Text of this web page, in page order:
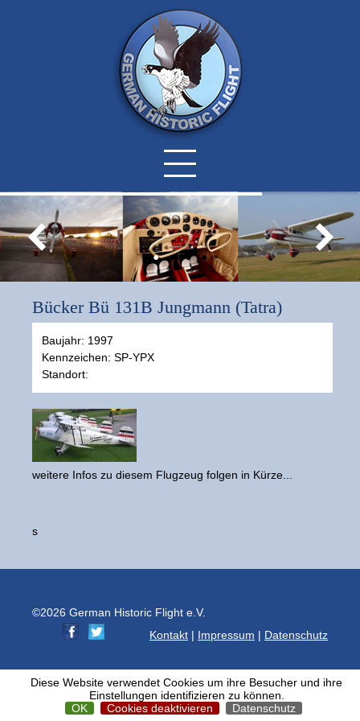
Diese Website verwendet Cookies um ihre Besucher und ihre
Einstellungen identifizieren zu können.
OK
Cookies deaktivieren Datenschutz
Bücker Bü 131B Jungmann (Tatra)
Baujahr: 1997
Kennzeichen: SP-YPX
Standort:
weitere Infos zu diesem Flugzeug folgen in Kürze...
s
©2026 German Historic Flight e.V.
Kontakt | Impressum | Datenschutz